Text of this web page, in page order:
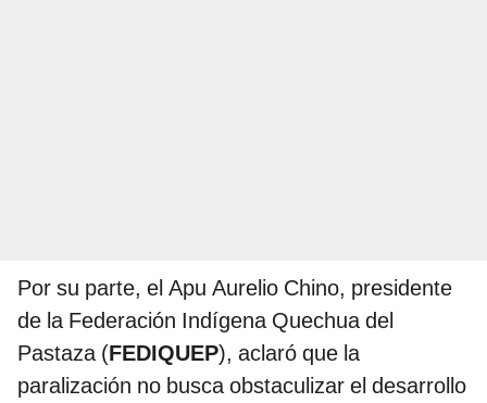
Por su parte, el Apu Aurelio Chino, presidente
de la Federación Indígena Quechua del
Pastaza (FEDIQUEP), aclaró que la
paralización no busca obstaculizar el desarrollo